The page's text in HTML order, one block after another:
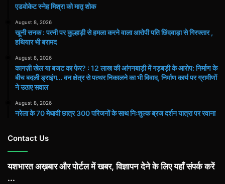
एडवोकेट स्नेह मिश्रा को मातृ शोक
August 8, 2026
खूनी सनक : पत्नी पर कुल्हाड़ी से हमला करने वाला आरोपी पति छिंदवाड़ा से गिरफ्तार ,
हथियार भी बरामद
August 8, 2026
कागज़ी खेल या बजट का फेर? : 12 लाख की आंगनबाड़ी में गड़बड़ी के आरोप: निर्माण के
बीच बदली ड्राइंग… वन क्षेत्र से पत्थर निकालने का भी विवाद, निर्माण कार्य पर ग्रामीणों
ने उठाए सवाल
August 8, 2026
नरेला के 70 मेधावी छात्र 300 परिजनों के साथ निःशुल्क ब्रज दर्शन यात्रा पर रवाना
Contact Us
यशभारत अख़बार और पोर्टल में खबर, विज्ञापन देने के लिए यहाँ संपर्क करें
...